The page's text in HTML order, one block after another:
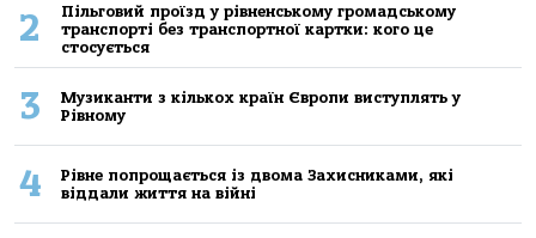
2
Пільговий проїзд у рівненському громадському
транспорті без транспортної картки: кого це
стосується
3
Музиканти з кількох країн Європи виступлять у
Рівному
4
Рівне попрощається із двома Захисниками, які
віддали життя на війні